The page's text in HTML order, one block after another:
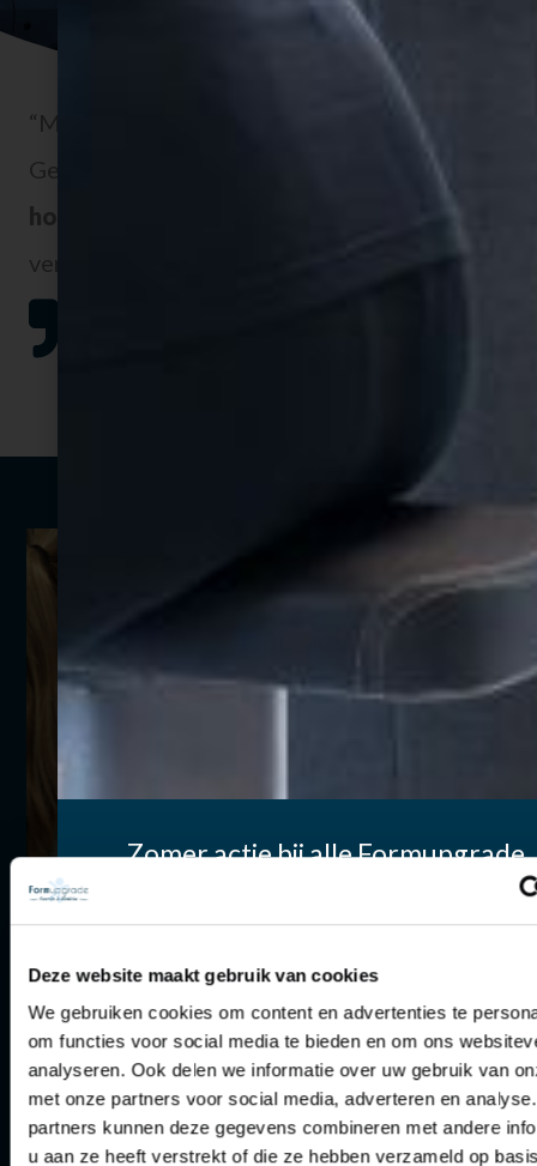
Deze website maakt gebruik van cookies
We gebruiken cookies om content en advertenties te
om functies voor social media te bieden en om ons
analyseren. Ook delen we informatie over uw gebruik van
met onze partners voor social media, adverteren en
partners kunnen deze gegevens combineren met andere
u aan ze heeft verstrekt of die ze hebben verzameld op
“Met de yogalessen bij Formupgrade
Gennep ervaar je hoe de rustige, langere
houdingen
versterken, terwijl je tegelijkertijd volledige
ontspanning opbouwt.”
Klaar om mee te doen aan onze yogales?
Laat hier je gegevens achter, dan nemen we
maken voor een gratis proefles of rondleiding.
De koffie staat altijd voor je klaar!
1 2
Zomer actie bij alle Formupgrade
een vaste prijs vanaf €119,-. Dat is nog geen €40,-
maand. Je zit hierna nergens aan vast.
AAN DE SLAG IN ARNHEM
AAN DE SLAG IN NIJMEGEN